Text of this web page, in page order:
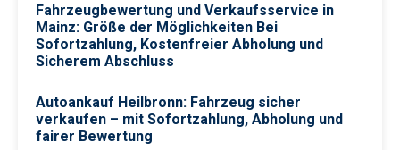
Fahrzeugbewertung und Verkaufsservice in
Mainz: Größe der Möglichkeiten Bei
Sofortzahlung, Kostenfreier Abholung und
Sicherem Abschluss
Autoankauf Heilbronn: Fahrzeug sicher
verkaufen – mit Sofortzahlung, Abholung und
fairer Bewertung